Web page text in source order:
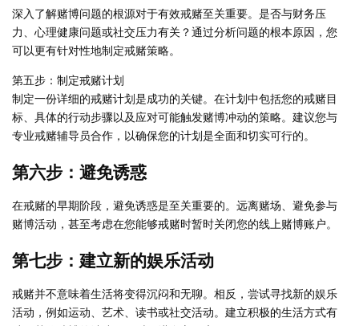
深入了解赌博问题的根源对于有效戒赌至关重要。是否与财务压
力、心理健康问题或社交压力有关？通过分析问题的根本原因，您
可以更有针对性地制定戒赌策略。
第五步：制定戒赌计划
制定一份详细的戒赌计划是成功的关键。在计划中包括您的戒赌目
标、具体的行动步骤以及应对可能触发赌博冲动的策略。建议您与
专业戒赌辅导员合作，以确保您的计划是全面和切实可行的。
第六步：避免诱惑
在戒赌的早期阶段，避免诱惑是至关重要的。远离赌场、避免参与
赌博活动，甚至考虑在您能够戒赌时暂时关闭您的线上赌博账户。
第七步：建立新的娱乐活动
戒赌并不意味着生活将变得沉闷和无聊。相反，尝试寻找新的娱乐
活动，例如运动、艺术、读书或社交活动。建立积极的生活方式有